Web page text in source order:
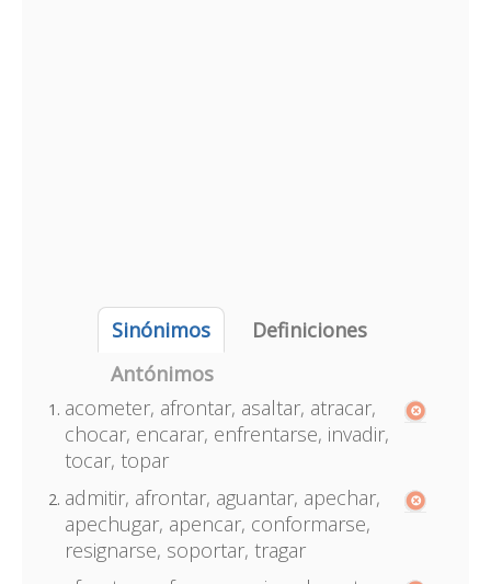
Sinónimos
Definiciones
Antónimos
acometer, afrontar, asaltar, atracar,
chocar, encarar, enfrentarse, invadir,
tocar, topar
admitir, afrontar, aguantar, apechar,
apechugar, apencar, conformarse,
resignarse, soportar, tragar